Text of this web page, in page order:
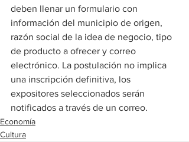
deben llenar un formulario con
información del municipio de origen,
razón social de la idea de negocio, tipo
de producto a ofrecer y correo
electrónico. La postulación no implica
una inscripción definitiva, los
expositores seleccionados serán
notificados a través de un correo.
Economía
Cultura